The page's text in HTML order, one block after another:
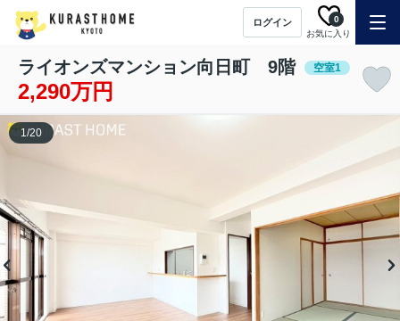
ログイン
お気に入り
0
ライオンズマンション向日町 9階 空室1
2,290万円
1/20